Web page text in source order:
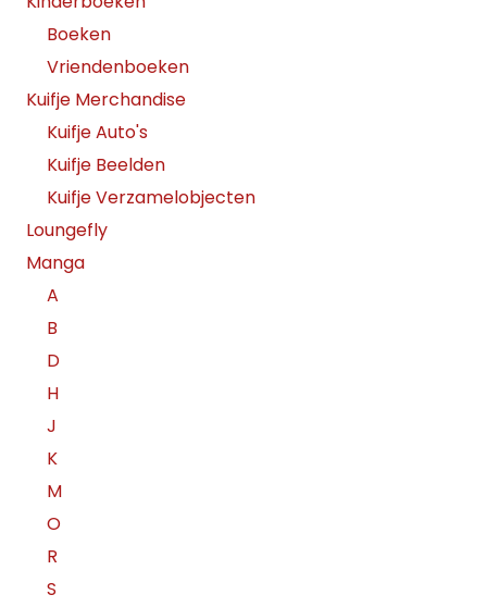
Boeken
Vriendenboeken
Kuifje Merchandise
Kuifje Auto's
Kuifje Beelden
Kuifje Verzamelobjecten
Loungefly
Manga
A
B
D
H
J
K
M
O
R
S